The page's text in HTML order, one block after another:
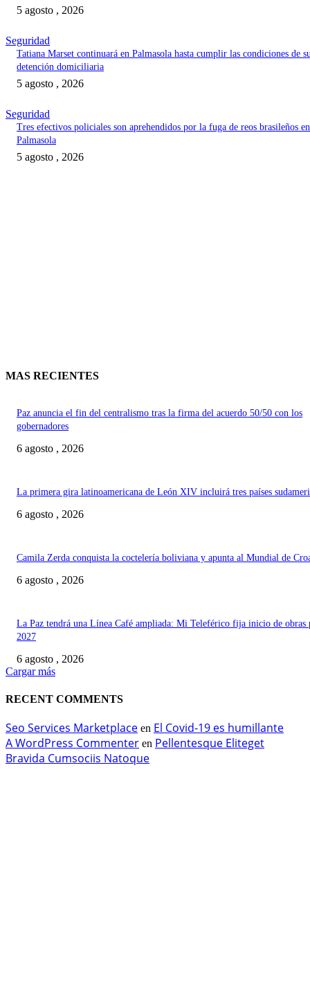
5 agosto , 2026
Seguridad
Tatiana Marset continuará en Palmasola hasta cumplir las condiciones de
detención domiciliaria
5 agosto , 2026
Seguridad
Tres efectivos policiales son aprehendidos por la fuga de reos brasileños en
Palmasola
5 agosto , 2026
MAS RECIENTES
Paz anuncia el fin del centralismo tras la firma del acuerdo 50/50 con los
gobernadores
6 agosto , 2026
La primera gira latinoamericana de León XIV incluirá tres países
6 agosto , 2026
Camila Zerda conquista la coctelería boliviana y apunta al Mundial de
6 agosto , 2026
La Paz tendrá una Línea Café ampliada: Mi Teleférico fija inicio de obras
2027
6 agosto , 2026
Cargar más
RECENT COMMENTS
Seo Services Marketplace en El Covid-19 es humillante
A WordPress Commenter en Pellentesque Eliteget
Bravida Cumsociis Natoque